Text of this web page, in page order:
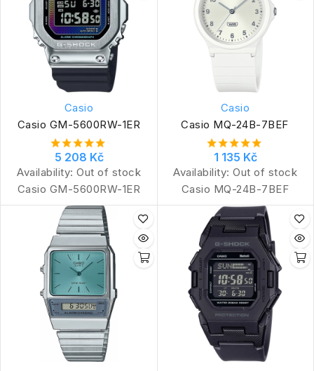
Casio
Casio GM-5600RW-1ER
5 208 Kč
Availability: Out of stock
Casio GM-5600RW-1ER
Casio
Casio MQ-24B-7BEF
1 135 Kč
Availability: Out of stock
Casio MQ-24B-7BEF